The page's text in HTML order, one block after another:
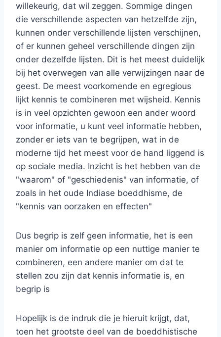
willekeurig, dat wil zeggen. Sommige dingen
die verschillende aspecten van hetzelfde zijn,
kunnen onder verschillende lijsten verschijnen,
of er kunnen geheel verschillende dingen zijn
onder dezelfde lijsten. Dit is het meest duidelijk
bij het overwegen van alle verwijzingen naar de
geest. De meest voorkomende en egregious
lijkt kennis te combineren met wijsheid. Kennis
is in veel opzichten gewoon een ander woord
voor informatie, u kunt veel informatie hebben,
zonder er iets van te begrijpen, wat in de
moderne tijd het meest voor de hand liggend is
op sociale media. Inzicht is het hebben van de
"waarom" of "geschiedenis" van informatie, of
zoals in het oude Indiase boeddhisme, de
"kennis van oorzaken en effecten"
Dus begrip is zelf geen informatie, het is een
manier om informatie op een nuttige manier te
combineren, een andere manier om dat te
stellen zou zijn dat kennis informatie is, en
begrip is
Hopelijk is de indruk die je hieruit krijgt, dat,
toen het grootste deel van de boeddhistische